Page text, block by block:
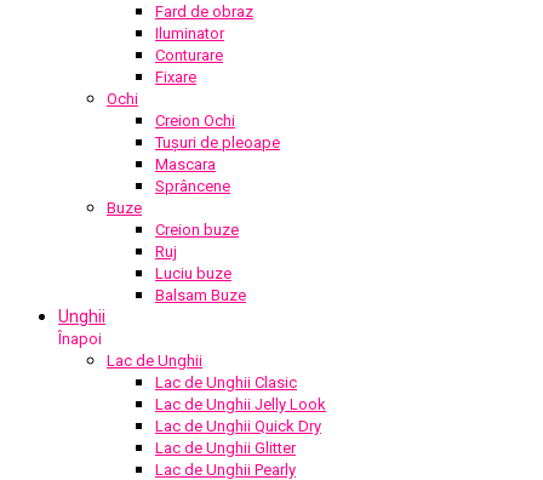
Fard de obraz
Iluminator
Conturare
Fixare
Ochi
Creion Ochi
Tușuri de pleoape
Mascara
Sprâncene
Buze
Creion buze
Ruj
Luciu buze
Balsam Buze
Unghii
Înapoi
Lac de Unghii
Lac de Unghii Clasic
Lac de Unghii Jelly Look
Lac de Unghii Quick Dry
Lac de Unghii Glitter
Lac de Unghii Pearly